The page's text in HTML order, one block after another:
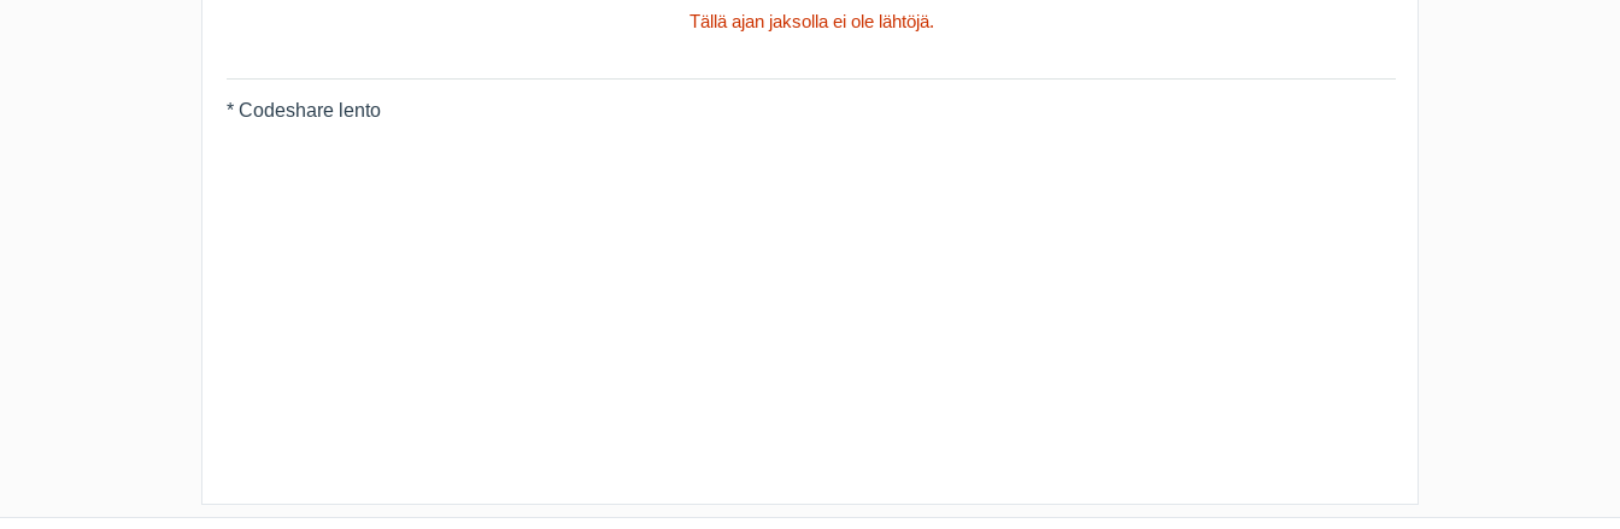
Tällä ajan jaksolla ei ole lähtöjä.
* Codeshare lento